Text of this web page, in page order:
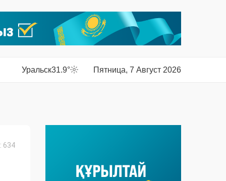
Уральск31.9° Пятница, 7 Август 2026
634